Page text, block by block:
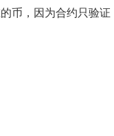
币，因为合约只验证